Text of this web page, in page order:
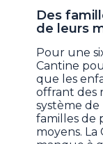
Des
de leurs
Pour une
Cantine
que les
offrant des
système
familles de
moyens.